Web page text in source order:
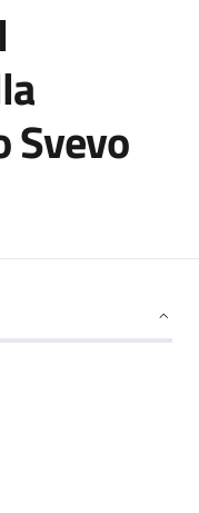
Svevo